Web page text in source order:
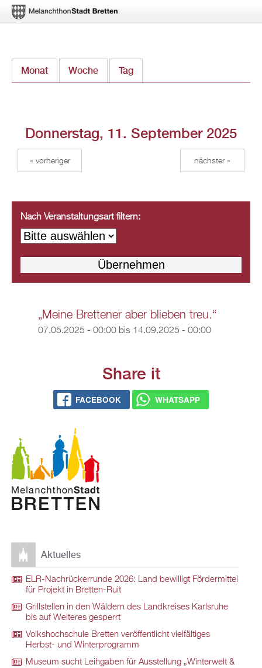
zum
Monat Woche Tag
Donnerstag, 11. September 2025
« vorheriger nächster »
Nach Veranstaltungsart filtern:
„Meine Brettener aber blieben treu.“
07.05.2025 - 00:00bis 14.09.2025 - 00:00
Share it
FACEBOOK WHATSAPP
Aktuelles
ELR-Nachrückerrunde 2026: Land bewilligt Fördermittel
für Projekt in Bretten-Ruit
Grillstellen in den Wäldern des Landkreises Karlsruhe
bis auf Weiteres gesperrt
Volkshochschule Bretten veröffentlicht vielfältiges
Herbst- und Winterprogramm
Museum sucht Leihgaben für Ausstellung „Winterwelt &